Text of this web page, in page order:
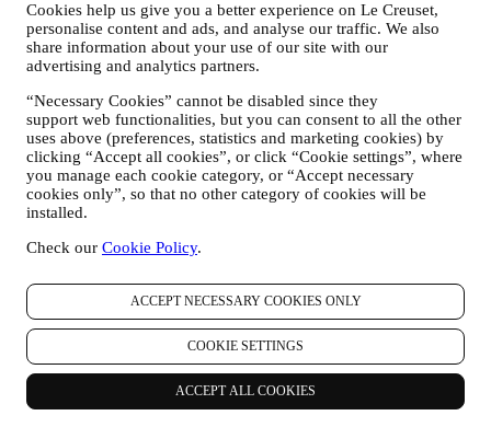
Cookies help us give you a better experience on Le Creuset,
personalise content and ads, and analyse our traffic. We also
share information about your use of our site with our
advertising and analytics partners.
“Necessary Cookies” cannot be disabled since they
support web functionalities, but you can consent to all the other
uses above (preferences, statistics and marketing cookies) by
clicking “Accept all cookies”, or click “Cookie settings”, where
you manage each cookie category, or “Accept necessary
cookies only”, so that no other category of cookies will be
installed.
Check our Cookie Policy.
ACCEPT NECESSARY COOKIES ONLY
COOKIE SETTINGS
ACCEPT ALL COOKIES
administratieve doeleinden die verband houden met onze
contractuele relatie met u, zoals de boekhouding, facturering
en controle, verificatie van betaalkaarten, fraudescreening,
veiligheid, beveiliging, systeemtests, onderhoud en statistische
analyse. Af en toe moeten we mogelijk om administratieve of
operationele redenen contact met u opnemen. Bijvoorbeeld
om u een bevestiging van uw aankoop te sturen. We zullen
uw persoonsgegevens ook gebruiken om uw verzoeken te
beantwoorden die via onze Websiteformulieren of andere
kanalen worden verzonden. Deze verwerkingsactiviteit is
vereist om ons in staat te stellen onze diensten aan u te
ons legitiem belang (naar behoren rekening houdend met uw
geval u artikelen aan onze online winkelwagen hebt
aankoop niet binnen een bepaalde periode afrondt, worden er
geen verdere opvolgingsberichten verzonden.
OM U TE INFORMEREN OVER NIEUWS OF
AANBIEDINGEN VAN LE CREUSET-PRODUCTEN
Als u ermee hebt ingestemd dat wij dit doen (bijvoorbeeld